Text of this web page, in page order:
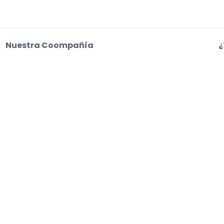
Nuestra Coompañía